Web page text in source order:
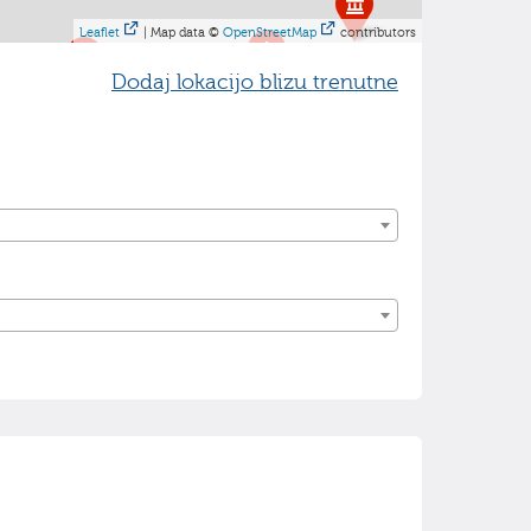
Leaflet | Map data © OpenStreetMap contributors
Dodaj lokacijo blizu trenutne